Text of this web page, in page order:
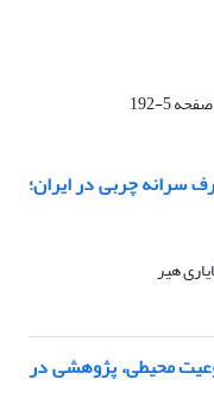
سرانه چربی در ایران؛
هیر
محیطی، پژوهشی در